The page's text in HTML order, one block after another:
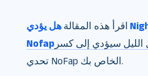
اقرأ هذه المقالة هل يؤدي Nightfall إلى كسر
الليل سيؤدي إلى كسر
تحدي NoFap الخاص بك.